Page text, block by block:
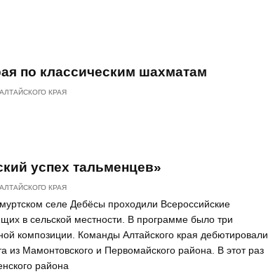
по классическим шахматам
КРАЯ
успех тальменцев»
КРАЯ
селе Дебёсы проходили Всероссийские
в сельской местности. В программе было три
композиции. Команды Алтайского края дебютировали
из Мамонтовского и Первомайского района. В этот раз
района